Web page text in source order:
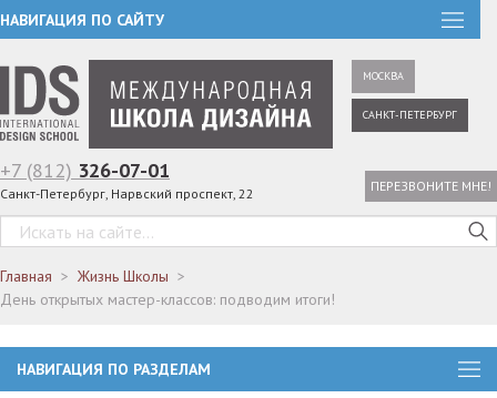
НАВИГАЦИЯ ПО САЙТУ
МОСКВА
САНКТ-ПЕТЕРБУРГ
+7 (812) 326-07-01
Санкт-Петербург, Нарвский проспект, 22 ПЕРЕЗВОНИТЕ МНЕ!
Главная
Жизнь Школы
День открытых мастер-классов: подводим итоги!
НАВИГАЦИЯ ПО РАЗДЕЛАМ